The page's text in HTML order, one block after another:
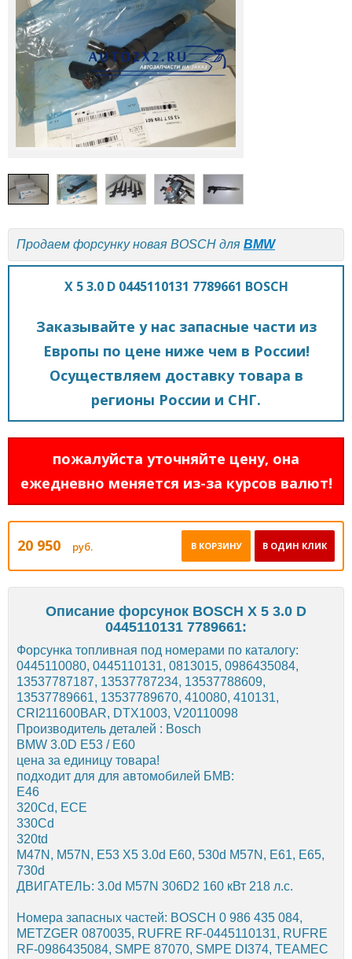
Продаем форсунку новая BOSCH для BMW
X 5 3.0 D 0445110131 7789661 BOSCH
Заказывайте у нас запасные части из
Европы по цене ниже чем в России!
Осуществляем доставку товара в
регионы России и СНГ.
пожалуйста уточняйте цену, она
ежедневно меняется из-за курсов валют!
20 950 руб. В ОДИН КЛИК
В КОРЗИНУ
Описание форсунок BOSCH X 5 3.0 D
0445110131 7789661:
Форсунка топливная под номерами по каталогу:
0445110080, 0445110131, 0813015, 0986435084,
13537787187, 13537787234, 13537788609,
13537789661, 13537789670, 410080, 410131,
CRI211600BAR, DTX1003, V20110098
Производитель деталей : Bosch
BMW 3.0D E53 / E60
цена за единицу товара!
подходит для для автомобилей БМВ:
E46
320Cd, ECE
330Cd
320td
M47N, M57N, E53 X5 3.0d E60, 530d M57N, E61, E65,
730d
ДВИГАТЕЛЬ: 3.0d M57N 306D2 160 кВт 218 л.с.
Номера запасных частей: BOSCH 0 986 435 084,
METZGER 0870035, RUFRE RF-0445110131, RUFRE
RF-0986435084, SMPE 87070, SMPE DI374, TEAMEC